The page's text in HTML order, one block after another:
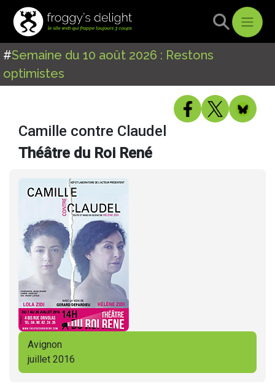
#Semaine du 10 août 2026 : Restons
optimistes
Camille contre Claudel
Théâtre du Roi René
Avignon
juillet 2016